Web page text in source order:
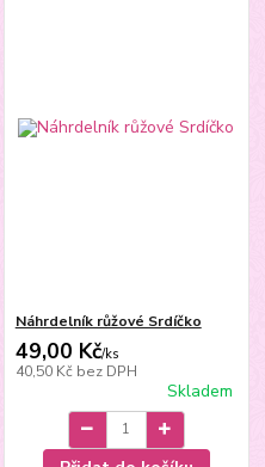
Náhrdelník růžové Srdíčko
49,00 Kč/ks
40,50 Kč bez DPH
Skladem